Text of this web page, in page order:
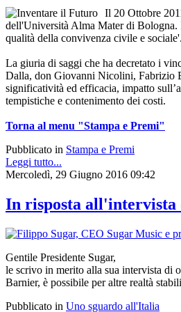
Il 20 Ottobre
dell'Università Alma Mater di Bologna.
qualità della convivenza civile e sociale'.
La giuria di saggi che ha decretato i
Dalla, don Giovanni Nicolini, Fabrizio
significatività ed efficacia, impatto
tempistiche e contenimento dei costi.
Torna al menu "Stampa e Premi"
Pubblicato in Stampa e Premi
Leggi tutto...
Mercoledì, 29 Giugno 2016 09:42
In risposta all'intervista
Gentile Presidente Sugar,
le scrivo in merito alla sua intervista di
Barnier, è possibile per altre realtà
Pubblicato in Uno sguardo all'Italia